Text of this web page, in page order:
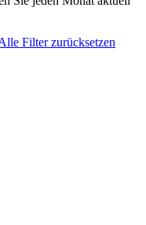
Filter zurücksetzen